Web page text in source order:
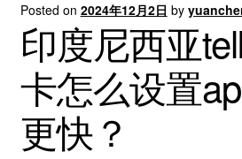
Posted on 2024年12月2日 by
印度尼西亚
卡怎么设置
更快？